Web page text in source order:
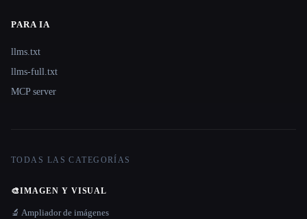
PARA IA
llms.txt
llms-full.txt
MCP server
TODAS LAS CATEGORÍAS
🎨IMAGEN Y VISUAL
🔬 Ampliador de imágenes